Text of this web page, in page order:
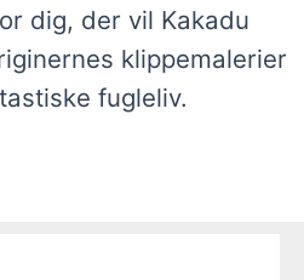
dig, der vil Kakadu
klippemalerier
fugleliv.